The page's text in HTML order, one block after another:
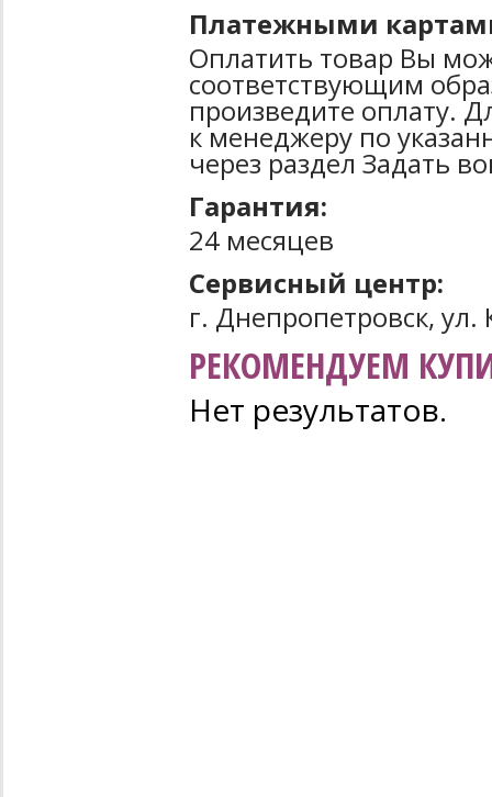
Платежными
Оплатить товар Вы
соответствующим
произведите оплату.
к менеджеру по
через раздел Задать
Гарантия:
24 месяцев
Сервисный центр:
г. Днепропетровск,
РЕКОМЕНДУЕМ
Нет результатов.